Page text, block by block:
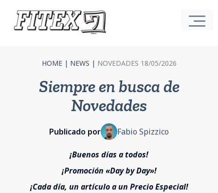
HOME| NEWS | NOVEDADES 18/05/2026
Siempre en busca de
Novedades
Publicado por Fabio Spizzico
¡Buenos días a todos!
¡Promoción «Day by Day»!
¡Cada día, un artículo a un Precio Especial!